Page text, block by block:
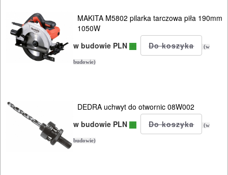
szlifierki
stołowe
szlifierki
tarczowe
ukosnice
MAKITA M5802 pilarka tarczowa piła 190mm
1050W
w budowie PLN
(w
budowie)
DEDRA uchwyt do otwornic 08W002
w budowie PLN
(w
budowie)